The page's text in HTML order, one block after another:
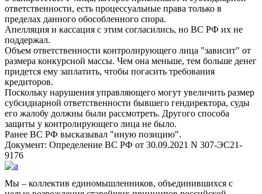
ответственности, есть процессуальные права только в
пределах данного обособленного спора.
Апелляция и кассация с этим согласились, но ВС РФ их не
поддержал.
Объем ответственности контролирующего лица
зависит
от
размера конкурсной массы. Чем она меньше, тем больше денег
придется ему заплатить, чтобы погасить требования
кредиторов.
Поскольку нарушения управляющего могут увеличить размер
субсидиарной ответственности бывшего гендиректора, суды
его жалобу должны были рассмотреть. Другого способа
защиты у контролирующего лица не было.
Ранее ВС РФ высказывал
иную позицию .
Документ: Определение ВС РФ от 30.09.2021 N 307-ЭС21-
9176
Мы – коллектив единомышленников, объединившихся с